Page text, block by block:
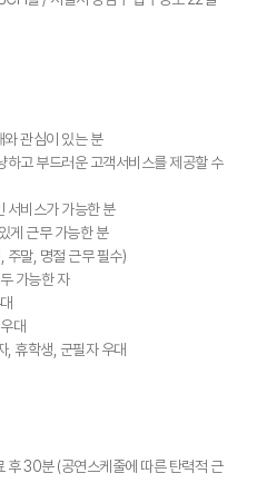
관심이 있는 분
고 부드러운 고객서비스를 제공할 수
서비스가 가능한 분
게 근무 가능한 분
주말, 명절 근무 필수)
가능한 자
대
휴학생, 군필자 우대
후 30분 (공연스케줄에 따른 탄력적 근